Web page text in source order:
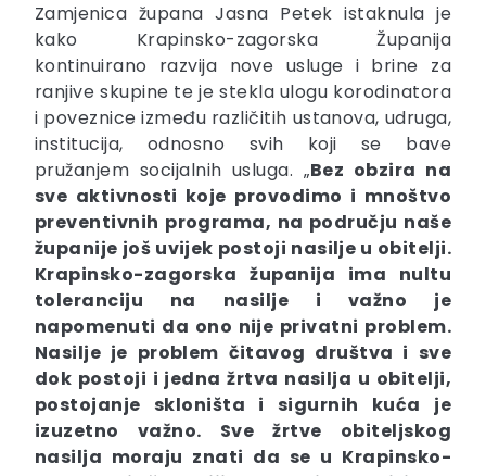
Zamjenica župana Jasna Petek istaknula je
kako Krapinsko-zagorska Županija
kontinuirano razvija nove usluge i brine za
ranjive skupine te je stekla ulogu korodinatora
i poveznice između različitih ustanova, udruga,
institucija, odnosno svih koji se bave
pružanjem socijalnih usluga. „Bez obzira na
sve aktivnosti koje provodimo i mnoštvo
preventivnih programa, na području naše
županije još uvijek postoji nasilje u obitelji.
Krapinsko-zagorska županija ima nultu
toleranciju na nasilje i važno je
napomenuti da ono nije privatni problem.
Nasilje je problem čitavog društva i sve
dok postoji i jedna žrtva nasilja u obitelji,
postojanje skloništa i sigurnih kuća je
izuzetno važno. Sve žrtve obiteljskog
nasilja moraju znati da se u Krapinsko-